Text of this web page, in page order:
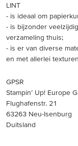
LINT
- is ideaal om
- is bijzonder
verzameling thuis;
- is er van diverse
en met allerlei
GPSR
Stampin’ Up! Europe
Flughafenstr. 21
63263 Neu-Isenburg
Duitsland